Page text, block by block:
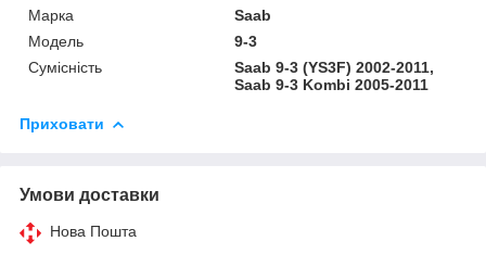
Марка
Saab
Модель
9-3
Сумісність
Saab 9-3 (YS3F) 2002-2011,
Saab 9-3 Kombi 2005-2011
Приховати
Умови доставки
Нова Пошта